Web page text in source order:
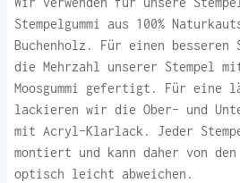
Stempelgummi aus 100%
Buchenholz. Für einen besseren
die Mehrzahl unserer Stempel
Moosgummi gefertigt. Für eine
lackieren wir die Ober- und
mit Acryl-Klarlack. Jeder
montiert und kann daher von
optisch leicht abweichen.